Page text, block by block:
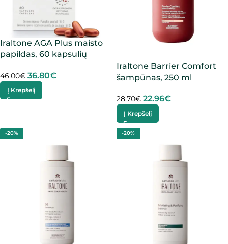
Iraltone AGA Plus maisto
papildas, 60 kapsulių
46.00€ 36.80€
Į Krepšelį
Iraltone Barrier Comfort
šampūnas, 250 ml
28.70€ 22.96€
Į Krepšelį
-20% -20%